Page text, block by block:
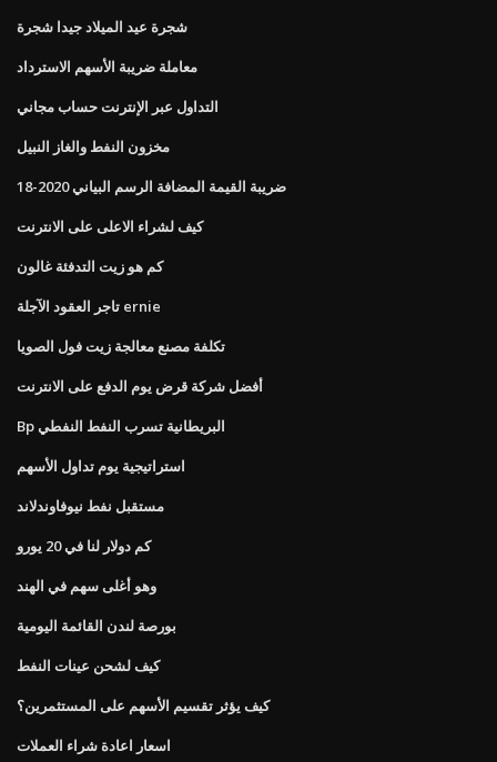
شجرة عيد الميلاد جيدا شجرة
معاملة ضريبة الأسهم الاسترداد
التداول عبر الإنترنت حساب مجاني
مخزون النفط والغاز النبيل
ضريبة القيمة المضافة الرسم البياني 2020-18
كيف لشراء الاعلى على الانترنت
كم هو زيت التدفئة غالون
تاجر العقود الآجلة ernie
تكلفة مصنع معالجة زيت فول الصويا
أفضل شركة قرض يوم الدفع على الانترنت
Bp البريطانية تسرب النفط النفطي
استراتيجية يوم تداول الأسهم
مستقبل نفط نيوفاوندلاند
كم دولار لنا في 20 يورو
وهو أغلى سهم في الهند
بورصة لندن القائمة اليومية
كيف لشحن عينات النفط
كيف يؤثر تقسيم الأسهم على المستثمرين؟
اسعار اعادة شراء العملات